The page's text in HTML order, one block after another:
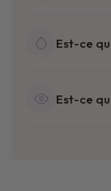
Est-ce
Est-ce